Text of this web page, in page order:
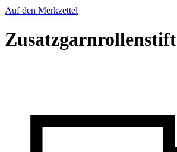
Auf den Merkzettel
Zusatzgarnrollenstift